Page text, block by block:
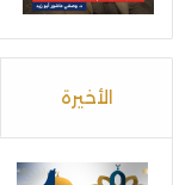
الأخيرة